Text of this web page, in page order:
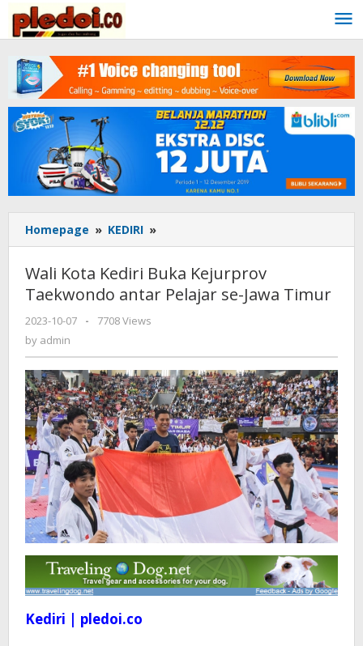
content
Homepage » KEDIRI »
Kota
Kediri
Buka
Kejurprov
Jawa
Timur
Wali Kota Kediri Buka Kejurprov
Taekwondo antar Pelajar se-Jawa Timur
2023-10-07
by
-
7708 Views
by admin
Kediri | pledoi.co